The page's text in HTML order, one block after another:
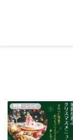
料理・レシピ